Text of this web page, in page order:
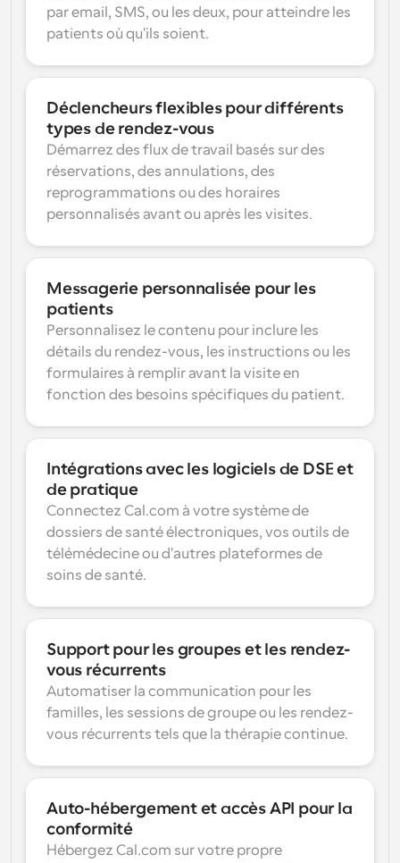
par email, SMS, ou les deux, pour atteindre les
patients où qu'ils soient.
Déclencheurs flexibles pour différents
types de rendez-vous
Démarrez des flux de travail basés sur des
réservations, des annulations, des
reprogrammations ou des horaires
personnalisés avant ou après les visites.
Messagerie personnalisée pour les
patients
Personnalisez le contenu pour inclure les
détails du rendez-vous, les instructions ou les
formulaires à remplir avant la visite en
fonction des besoins spécifiques du patient.
Intégrations avec les logiciels de DSE et
de pratique
Connectez Cal.com à votre système de
dossiers de santé électroniques, vos outils de
télémédecine ou d'autres plateformes de
soins de santé.
Support pour les groupes et les rendez-
vous récurrents
Automatiser la communication pour les
familles, les sessions de groupe ou les rendez-
vous récurrents tels que la thérapie continue.
Auto-hébergement et accès API pour la
conformité
Hébergez Cal.com sur votre propre